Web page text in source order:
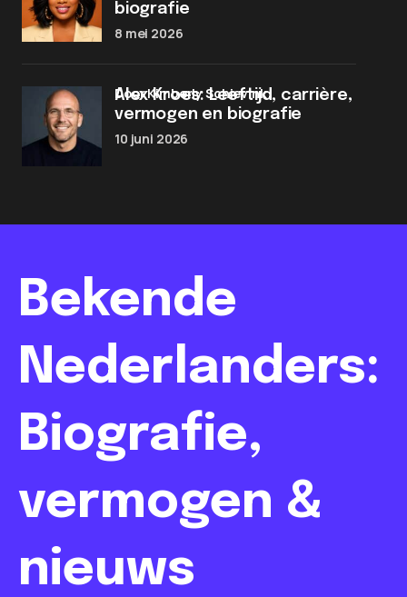
biografie
8 mei 2026
Alex Kroes: Leeftijd, carrière,
vermogen en biografie
door Kimberly Schievink
10 juni 2026
Bekende
Nederlanders:
Biografie,
vermogen &
nieuws